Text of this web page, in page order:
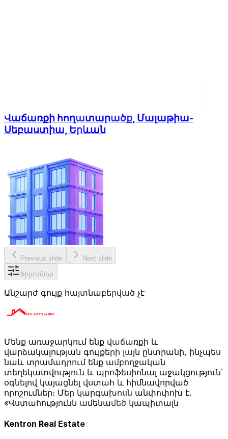
Վաճառքի հողատարածք, Մալաթիա-
Սեբաստիա, Երևան
Previous slide Next slide
Ֆիլտրներ
Անշարժ գույք հայտնաբերված չէ
Մենք առաջարկում ենք վաճառքի և
վարձակալության գույքերի լայն ընտրանի, ինչպես
նաև տրամադրում ենք ամբողջական
տեղեկատվություն և պրոֆեսիոնալ աջակցություն՝
օգնելով կայացնել վստահ և հիմնավորված
որոշումներ։ Մեր կարգախոսն անփոփոխ է.
«Վստահությունն ամենամեծ կապիտալն
Kentron Real Estate